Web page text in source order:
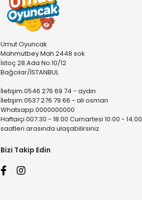
Umut Oyuncak
Mahmutbey Mah.2448 sok
İstoç 28.Ada No:10/12
Bağcılar/İSTANBUL
İletişim.0546 276 69 74 - aydın
İletişim.0537 276 79 66 - ali osman
Whatsapp.0000000000
Haftaiçi 007:30 - 18:00 Cumartesi 10:00 - 14:00
saatleri arasında ulaşabilirsiniz.
Bizi Takip Edin